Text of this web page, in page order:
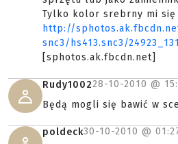
Tylko kolor srebrny mi się
http://
snc3/hs413.snc3/
[sphotos.ak.fbcdn.net]
Rudy100228-10-2010 @
Będą mogli się bawić w
poldeck30-10-2010 @